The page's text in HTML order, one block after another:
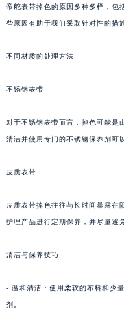
帝舵表带掉色的原因多种多样，包
些原因有助于我们采取针对性的措
不同材质的处理方法
不锈钢表带
对于不锈钢表带而言，掉色可能是
清洁并使用专门的不锈钢保养剂可
皮质表带
皮质表带掉色往往与长时间暴露在
护理产品进行定期保养，并尽量避
清洁与保养技巧
- 温和清洁：使用柔软的布料和少
剂。